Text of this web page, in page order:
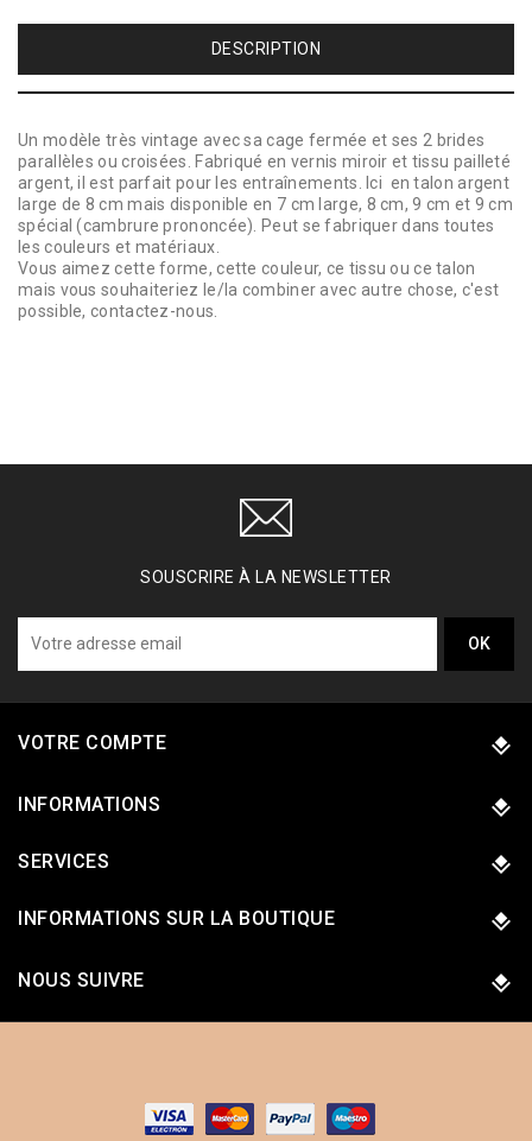
DESCRIPTION
Un modèle très vintage avec sa cage fermée et ses 2 brides
parallèles ou croisées. Fabriqué en vernis miroir et tissu pailleté
argent, il est parfait pour les entraînements. Ici en talon argent
large de 8 cm mais disponible en 7 cm large, 8 cm, 9 cm et 9 cm
spécial (cambrure prononcée). Peut se fabriquer dans toutes
les couleurs et matériaux.
Vous aimez cette forme, cette couleur, ce tissu ou ce talon
mais vous souhaiteriez le/la combiner avec autre chose, c'est
possible, contactez-nous.
SOUSCRIRE À LA NEWSLETTER
VOTRE COMPTE
INFORMATIONS
SERVICES
INFORMATIONS SUR LA BOUTIQUE
NOUS SUIVRE